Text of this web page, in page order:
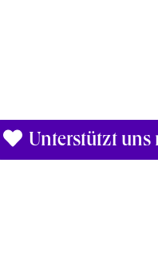
Unterstützt uns